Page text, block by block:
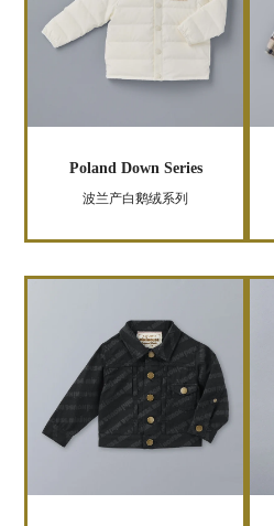
Poland Down Series
波兰产白鹅绒系列